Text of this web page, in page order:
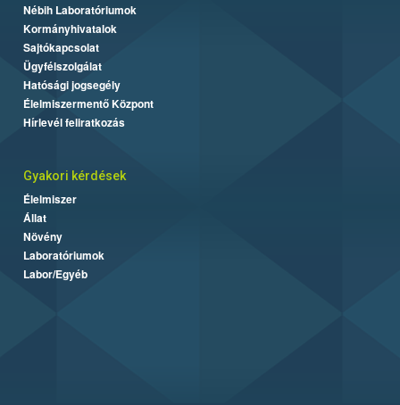
Nébih Laboratóriumok
Kormányhivatalok
Sajtókapcsolat
Ügyfélszolgálat
Hatósági jogsegély
Élelmiszermentő Központ
Hírlevél feliratkozás
Gyakori kérdések
Élelmiszer
Állat
Növény
Laboratóriumok
Labor/Egyéb